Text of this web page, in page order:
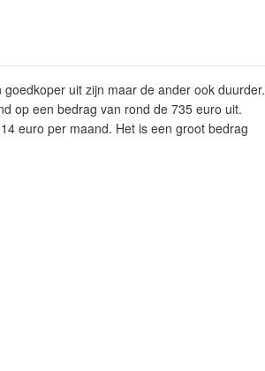
uit zijn maar de ander ook duurder.
op een bedrag van rond de 735 euro uit.
euro per maand. Het is een groot bedrag